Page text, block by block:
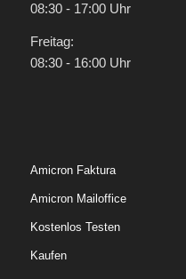
08:30 - 17:00 Uhr
Freitag:
08:30 - 16:00 Uhr
Amicron Faktura
Amicron Mailoffice
Kostenlos Testen
Kaufen